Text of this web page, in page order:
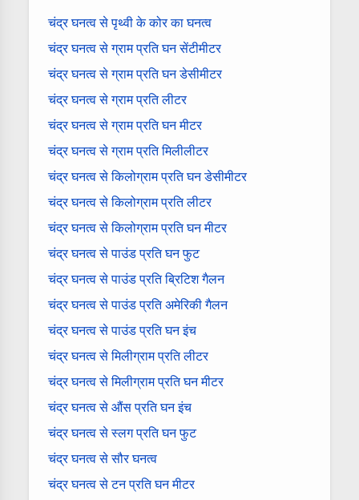
चंद्र घनत्व से पृथ्वी के कोर का घनत्व
चंद्र घनत्व से ग्राम प्रति घन सेंटीमीटर
चंद्र घनत्व से ग्राम प्रति घन डेसीमीटर
चंद्र घनत्व से ग्राम प्रति लीटर
चंद्र घनत्व से ग्राम प्रति घन मीटर
चंद्र घनत्व से ग्राम प्रति मिलीलीटर
चंद्र घनत्व से किलोग्राम प्रति घन डेसीमीटर
चंद्र घनत्व से किलोग्राम प्रति लीटर
चंद्र घनत्व से किलोग्राम प्रति घन मीटर
चंद्र घनत्व से पाउंड प्रति घन फुट
चंद्र घनत्व से पाउंड प्रति ब्रिटिश गैलन
चंद्र घनत्व से पाउंड प्रति अमेरिकी गैलन
चंद्र घनत्व से पाउंड प्रति घन इंच
चंद्र घनत्व से मिलीग्राम प्रति लीटर
चंद्र घनत्व से मिलीग्राम प्रति घन मीटर
चंद्र घनत्व से औंस प्रति घन इंच
चंद्र घनत्व से स्लग प्रति घन फुट
चंद्र घनत्व से सौर घनत्व
चंद्र घनत्व से टन प्रति घन मीटर